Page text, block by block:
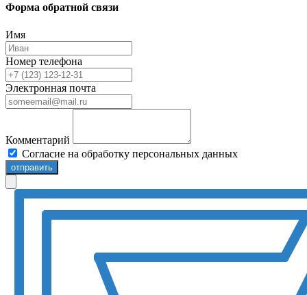
Форма обратной связи
Имя
Номер телефона
Электронная почта
Комментарий
Согласие на обработку персональных данных
отправить